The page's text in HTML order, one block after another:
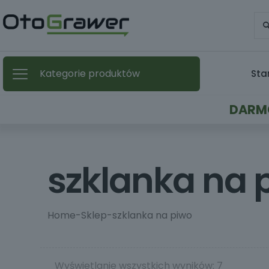
Kategorie produktów
szklanka na
Home-Sklep-szklanka na piwo
Wyświetlanie wszystkich wyników: 7